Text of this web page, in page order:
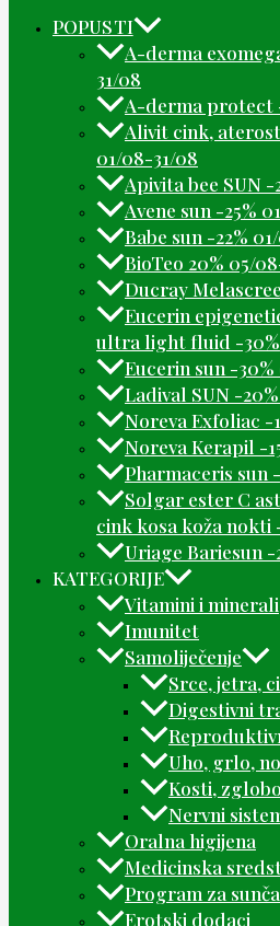
POPUSTI
A-derma
31/08
A-derma protect
Alivit cink,
01/08-31/08
Apivita bee SUN
Avene sun -25%
Babe sun -22%
BioTeo 20% 05/
Ducray
Eucerin
ultra light fluid -30%
Eucerin sun -30%
Ladival SUN -
Noreva Exfoliac -
Noreva Kerapil -
Pharmaceris sun
Solgar ester C
cink kosa koža nokti
Uriage Bariesun
KATEGORIJE
Vitamini i minerali
Imunitet
Samoliječenje
Srce, jetra,
Digestivni
Uho, grlo,
Kosti,
Nervni
Oralna higijena
Medicinska
Program za
Erotski dodaci